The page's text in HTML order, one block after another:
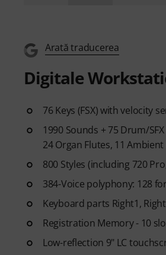
Arată traducerea
Digitale
76 Keys (FSX) with velocity
1990 Sounds + 75 Drum/
24 Organ Flutes, 11
800 Styles (including 720
384-Voice polyphony: 128
Keyboard parts Right1,
Registration Memory - 10
Low-reflection 9" LC